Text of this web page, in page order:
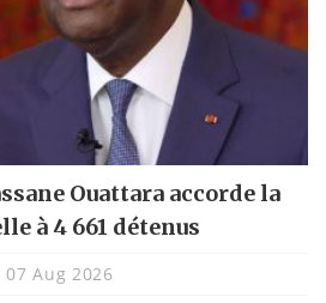
Ouattara accorde la
à 4 661 détenus
07 Aug 2026